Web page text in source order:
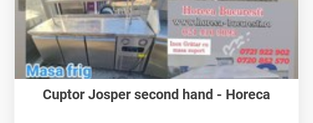
Cuptor Josper second hand - Horeca